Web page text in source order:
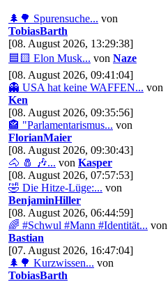
🌲🌳 Spurensuche... von
TobiasBarth
[08. August 2026, 13:29:38]
🟦🟨 Elon Musk... von Naze
[08. August 2026, 09:41:04]
👻 USA hat keine WAFFEN... von
Ken
[08. August 2026, 09:35:56]
🏤 "Parlamentarismus... von
FlorianMaier
[08. August 2026, 09:30:43]
🐴 🧂 🎶... von Kasper
[08. August 2026, 07:57:53]
🤣 Die Hitze-Lüge:... von
BenjaminHiller
[08. August 2026, 06:44:59]
🌈 #Schwul #Mann #Identität... von
Bastian
[07. August 2026, 16:47:04]
🌲🌳 Kurzwissen... von
TobiasBarth